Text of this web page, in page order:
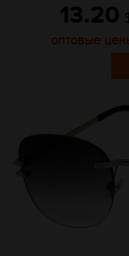
13.20
оптовые